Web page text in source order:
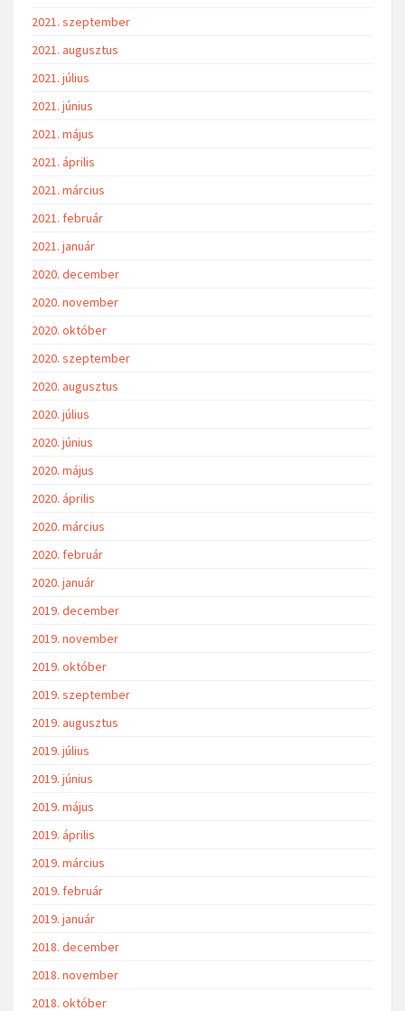
2021. szeptember
2021. augusztus
2021. július
2021. június
2021. május
2021. április
2021. március
2021. február
2021. január
2020. december
2020. november
2020. október
2020. szeptember
2020. augusztus
2020. július
2020. június
2020. május
2020. április
2020. március
2020. február
2020. január
2019. december
2019. november
2019. október
2019. szeptember
2019. augusztus
2019. július
2019. június
2019. május
2019. április
2019. március
2019. február
2019. január
2018. december
2018. november
2018. október